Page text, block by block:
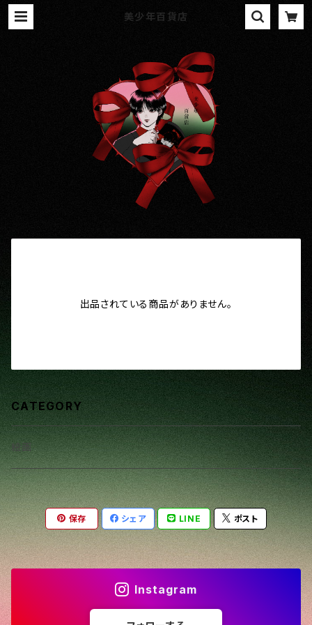
美少年百貨店
出品されている商品がありません。
CATEGORY
絵画
保存 シェア LINE ポスト
Instagram